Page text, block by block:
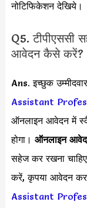
नोटिफिकेशन देखिये।
Q5. टीपीएससी
आवेदन कैसे करें?
Ans. इच्छुक
Assistant
ऑनलाइन आवेदन में
होगा। ऑनलाइन
सहेज कर रखना
करें, कृपया आवेदन
Assistant